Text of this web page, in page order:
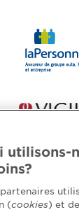
utilisons-
(cookies) et